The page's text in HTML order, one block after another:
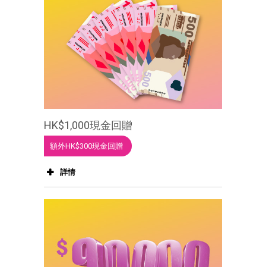
HK$1,000現金回贈
額外HK$300現金回贈
詳情
$500現金回贈